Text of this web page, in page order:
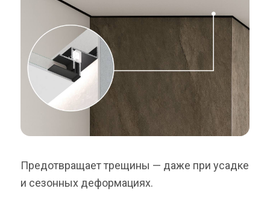
Предотвращает трещины — даже при усадке
и сезонных деформациях.